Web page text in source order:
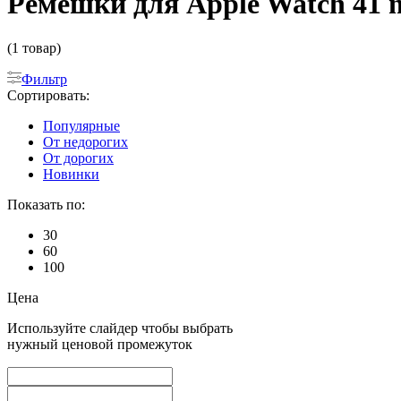
(1 товар)
Фильтр
Сортировать:
Популярные
От недорогих
От дорогих
Новинки
Показать по:
30
60
100
Цена
Используйте слайдер чтобы выбрать
нужный ценовой промежуток